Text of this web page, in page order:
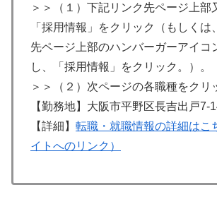
＞＞（１）下記リンク先ページ上部
「採用情報」をクリック（もしくは
先ページ上部のハンバーガーアイコ
し、「採用情報」をクリック。）。
＞＞（２）次ページの各職種をクリ
【勤務地】大阪市平野区長吉出戸7-
【詳細】 転職・就職情報の詳細はこ
イトへのリンク）